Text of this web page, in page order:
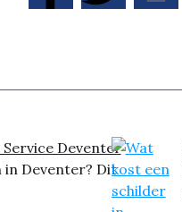
Deventer
in Deventer? Dit